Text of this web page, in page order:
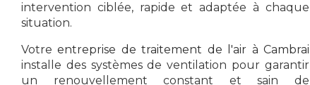
intervention ciblée, rapide et adaptée à chaque
situation.
Votreentreprise de traitement de l'air à Cambrai
installe des systèmes de ventilation pour garantir
un renouvellement constant et sain de